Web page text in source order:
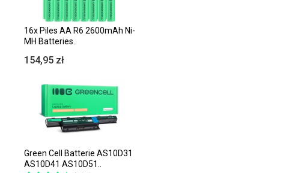
16x Piles AA R6 2600mAh Ni-
MH Batteries..
154,95 zł
Green Cell Batterie AS10D31
AS10D41 AS10D51..